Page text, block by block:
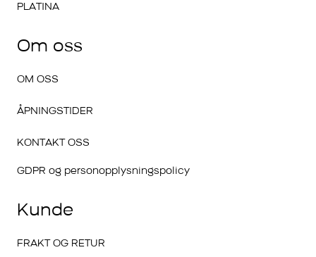
PLATINA
Om oss
OM OSS
ÅPNINGSTIDER
KONTAKT OSS
GDPR og personopplysningspolicy
Kunde
FRAKT OG RETUR